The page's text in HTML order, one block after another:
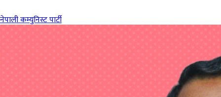
नेपाली कम्युनिस्ट पार्टी